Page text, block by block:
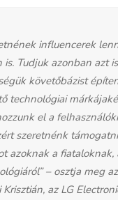
influencerek
Tudjuk azonban azt
követőbázist
technológiai
el a
szeretnénk
azoknak a
– osztja meg
az LG